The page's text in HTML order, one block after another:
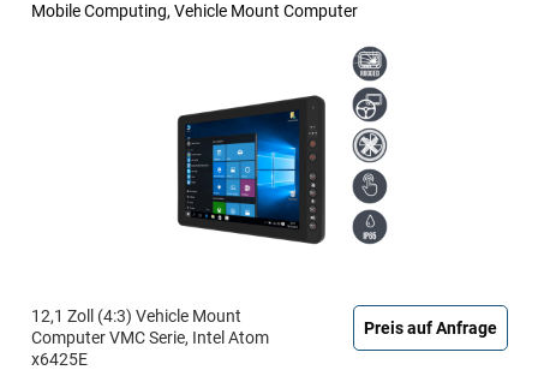
Mobile Computing, Vehicle Mount Computer
12,1 Zoll (4:3) Vehicle Mount
Computer VMC Serie, Intel Atom
x6425E
Preis auf Anfrage